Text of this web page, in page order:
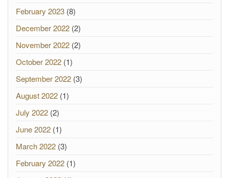
February 2023 (8)
December 2022 (2)
November 2022 (2)
October 2022 (1)
September 2022 (3)
August 2022 (1)
July 2022 (2)
June 2022 (1)
March 2022 (3)
February 2022 (1)